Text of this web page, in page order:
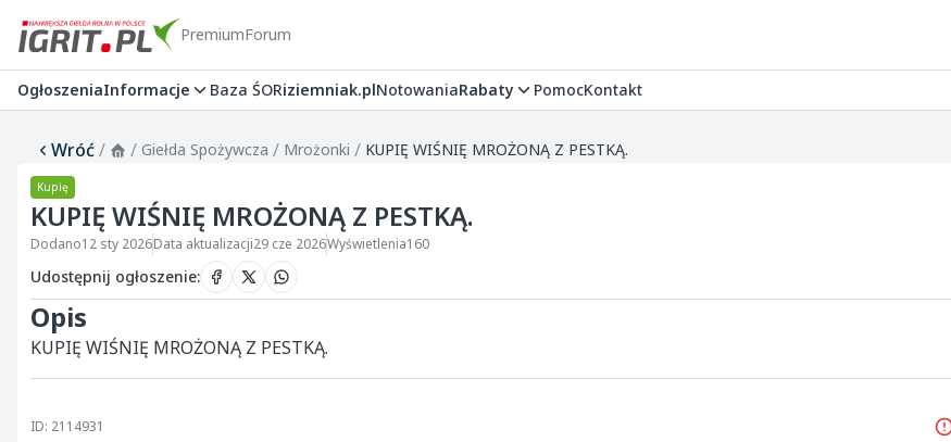
PremiumForum
OgłoszeniaInformacje Baza ŚORiziemniak.plNotowaniaRabaty PomocKontakt
Wróć/ / Giełda Spożywcza / Mrożonki / KUPIĘ WIŚNIĘ MROŻONĄ Z PESTKĄ.
Kupię
KUPIĘ WIŚNIĘ MROŻONĄ Z PESTKĄ.
Dodano12 sty 2026Data aktualizacji29 cze 2026Wyświetlenia160
Udostępnij ogłoszenie:
Opis
KUPIĘ WIŚNIĘ MROŻONĄ Z PESTKĄ.
ID: 2114931